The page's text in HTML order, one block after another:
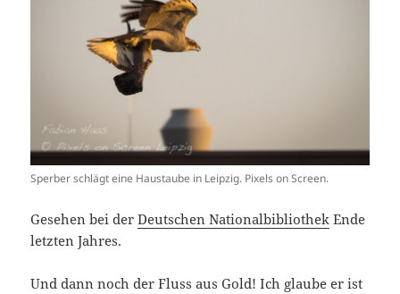
Sperber schlägt eine Haustaube in Leipzig. Pixels on Screen.
Gesehen bei derDeutschen Nationalbibliothek Ende
letzten Jahres.
Und dann noch der Fluss aus Gold! Ich glaube er ist